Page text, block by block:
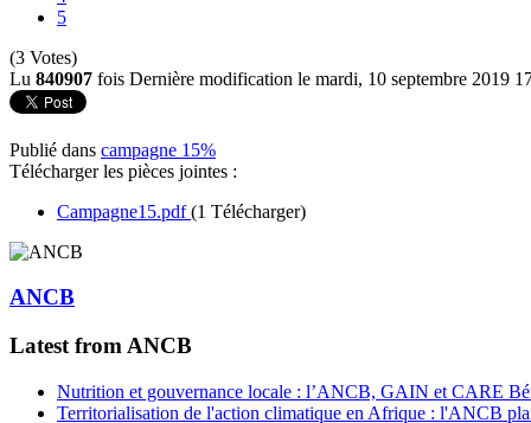
5
(3 Votes)
Lu 840907 fois Dernière modification le mardi, 10 septembre 2019
Publié dans campagne 15%
Télécharger les pièces jointes :
Campagne15.pdf(1 Télécharger)
ANCB
Latest from ANCB
Nutrition et gouvernance locale : l’ANCB, GAIN et CARE
Territorialisation de l'action climatique en Afrique : l'ANCB